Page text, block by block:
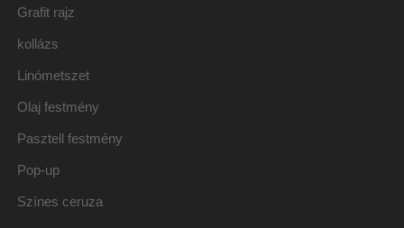
Grafit rajz
kollázs
Linómetszet
Olaj festmény
Pasztell festmény
Pop-up
Színes ceruza